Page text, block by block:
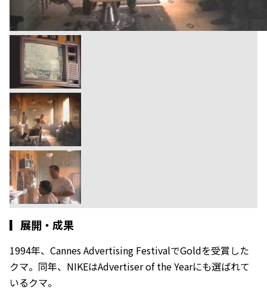
▎ 展開・成果
1994年、Cannes Advertising FestivalでGoldを受賞した
クマ。同年、NIKEはAdvertiser of the Yearにも選ばれて
いるクマ。